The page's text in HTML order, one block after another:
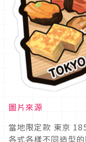
圖片來源
當地限定款 東京
各式各樣不同造型